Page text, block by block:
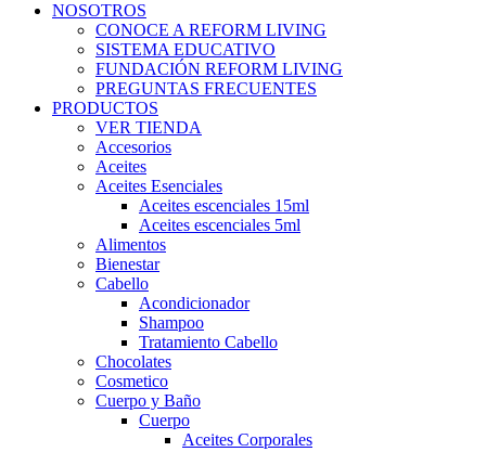
NOSOTROS
CONOCE A REFORM LIVING
SISTEMA EDUCATIVO
FUNDACIÓN REFORM LIVING
PREGUNTAS FRECUENTES
PRODUCTOS
VER TIENDA
Accesorios
Aceites
Aceites Esenciales
Aceites escenciales 15ml
Aceites escenciales 5ml
Alimentos
Bienestar
Cabello
Acondicionador
Shampoo
Tratamiento Cabello
Chocolates
Cosmetico
Cuerpo y Baño
Cuerpo
Aceites Corporales